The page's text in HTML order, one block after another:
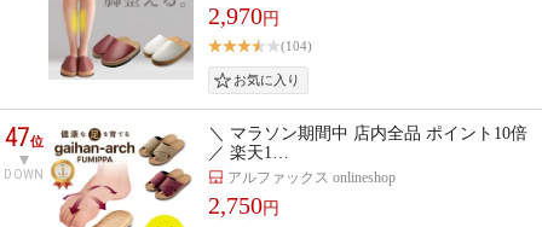
2,970円
(104)
47位
DOWN
＼ マラソン期間中 店内全品 ポイント10倍
／ 楽天1…
アルファックス onlineshop
2,750円